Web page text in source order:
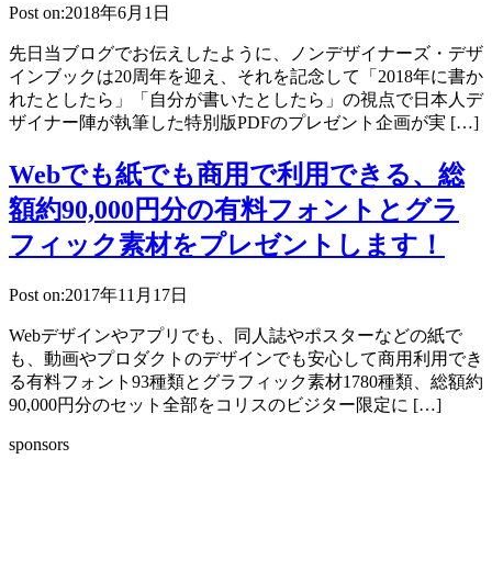
Post on:2018年6月1日
先日当ブログでお伝えしたように、ノンデザイナーズ・デザ
インブックは20周年を迎え、それを記念して「2018年に書か
れたとしたら」「自分が書いたとしたら」の視点で日本人デ
ザイナー陣が執筆した特別版PDFのプレゼント企画が実 […]
Webでも紙でも商用で利用できる、総
額約90,000円分の有料フォントとグラ
フィック素材をプレゼントします！
Post on:2017年11月17日
Webデザインやアプリでも、同人誌やポスターなどの紙で
も、動画やプロダクトのデザインでも安心して商用利用でき
る有料フォント93種類とグラフィック素材1780種類、総額約
90,000円分のセット全部をコリスのビジター限定に […]
sponsors